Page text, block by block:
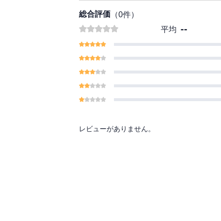
総合評価 （0件）
平均 --
レビューがありません。